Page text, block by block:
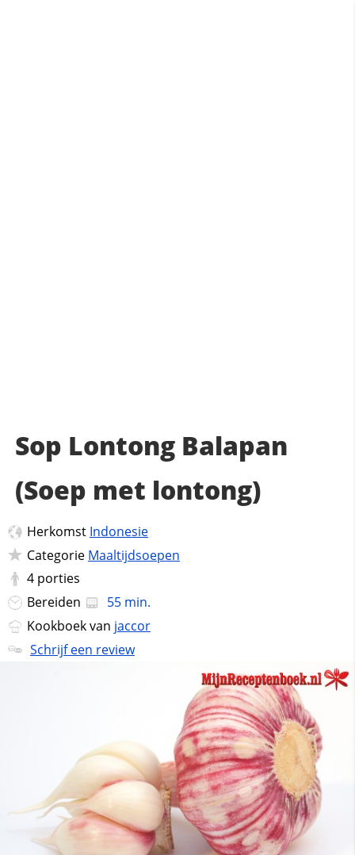
Sop Lontong Balapan
(Soep met lontong)
Herkomst Indonesie
Categorie Maaltijdsoepen
4 porties
Bereiden
55 min.
Kookboek van jaccor
Schrijf een review